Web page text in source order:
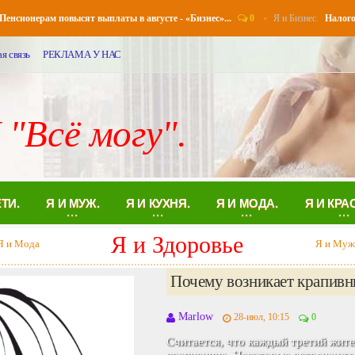
повысят выплаты в августе - «Бизнес»... 0 Я и Бизнес. Налоговые
связь РЕКЛАМА У НАС
могу".
Я И МУЖ. Я И КУХНЯ. Я И МОДА. Я И
Здоровье Я и Муж Я и Кухня
Жизнь без секса - Семья..
Аглая 03-май, 00:00 0
Люде - 27, она работает в